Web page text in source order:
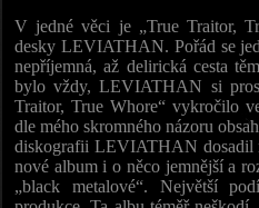
V jedné věci je „True Traitor,
desky LEVIATHAN. Pořád se
nepříjemná, až delirická cesta
bylo vždy, LEVIATHAN si
Traitor, True Whore“ vykročilo
dle mého skromného názoru
diskografii LEVIATHAN dosadil
nové album i o něco jemnější a
„black metalové“. Největší